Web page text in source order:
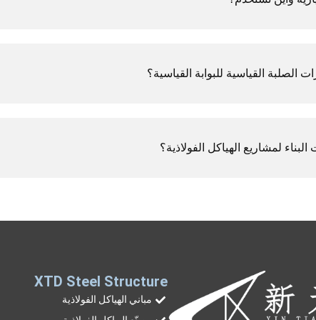
القياسية للبوابة القياسية؟
لمشاريع الهياكل الفولاذية؟
XTD Steel Structure
مباني الهياكل الفولاذية